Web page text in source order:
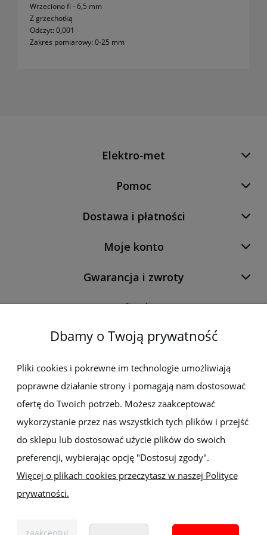
Wrzeciono fi - 6,5 mm
Z grzechotką
Odczyt: 0,001
Zakres pomiarowy: 0-25 mm
Elektro-met
Pomoc
Dostawa i płatności
Moje konto
Gwarancja i zwroty
O firmie
Newsletter
Zapisz się do newslettera, aby być na bieżąco z nowościami i
promocjami
Handlowa 1, 35-103 Rzeszów
Dbamy o Twoją prywatność
Pliki cookies i pokrewne im technologie umożliwiają
poprawne działanie strony i pomagają nam dostosować
ofertę do Twoich potrzeb. Możesz zaakceptować
wykorzystanie przez nas wszystkich tych plików i przejść
do sklepu lub dostosować użycie plików do swoich
preferencji, wybierając opcję "Dostosuj zgody".
Więcej o plikach cookies przeczytasz w naszej Polityce
prywatności.